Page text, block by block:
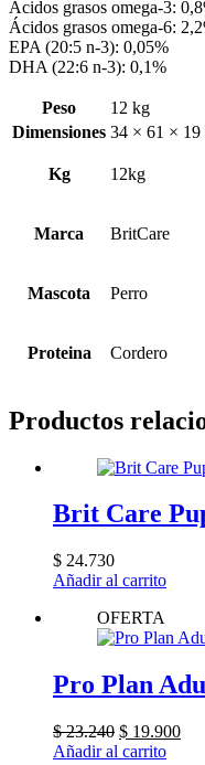
Ácidos grasos omega-3:
Ácidos grasos omega-6:
EPA (20:5 n-3): 0,05%
DHA (22:6 n-3): 0,1%
Peso
12 kg
Dimensiones 34 × 61 × 19
Kg 12kg
Marca BritCare
Mascota Perro
Proteina Cordero
Productos
Brit Care
$ 24.730
Añadir al carrito
OFERTA
Pro Plan
$23.240 El
precio
$ 19.900El
Añadir al carrito